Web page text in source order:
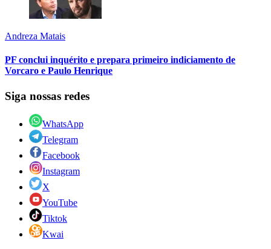
Andreza Matais
PF conclui inquérito e prepara primeiro indiciamento de
Vorcaro e Paulo Henrique
Siga nossas redes
WhatsApp
Telegram
Facebook
Instagram
X
YouTube
Tiktok
Kwai